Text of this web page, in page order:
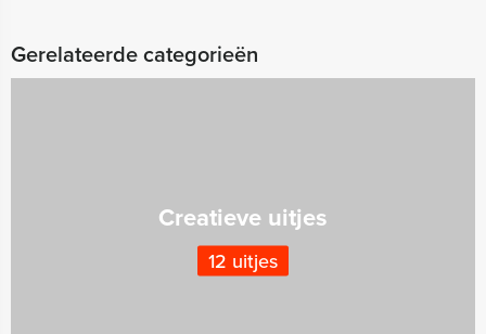
Gerelateerde categorieën
Creatieve uitjes
12 uitjes